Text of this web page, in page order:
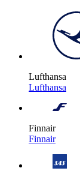
Lufthansa
Lufthansa
Finnair
Finnair